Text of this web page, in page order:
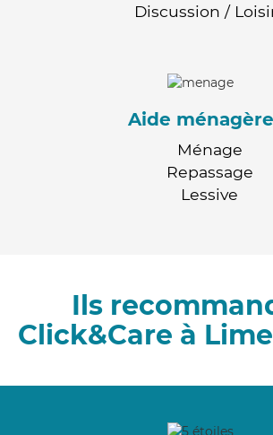
Discussion /
Aide ménagère
Ménage
Repassage
Lessive
Ils
Click&Care à